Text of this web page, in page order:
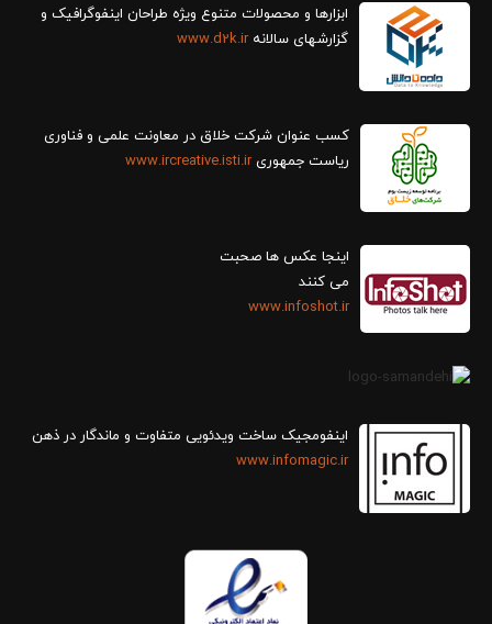
ابزارها و محصولات متنوع ویژه طراحان اینفوگرافیک و
گزارش‎های سالانه
www.d2k.ir
کسب عنوان شرکت خلاق در معاونت علمی و فناوری
ریاست جمهوریwww.ircreative.isti.ir
اینجا عکس ها صحبت
می کنند
www.infoshot.ir
اینفومجیک ساخت ویدئویی متفاوت و ماندگار در ذهن
www.infomagic.ir